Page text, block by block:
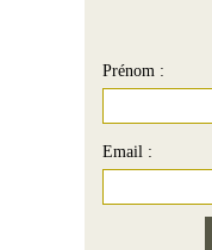
Prénom :
Email :